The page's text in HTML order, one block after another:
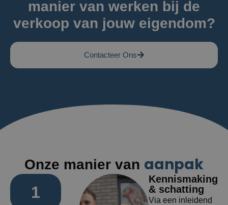
manier van werken bij de
verkoop van jouw eigendom?
Contacteer Ons
Onze manier van aanpak
Kennismaking
& schatting
Via een inleidend
1